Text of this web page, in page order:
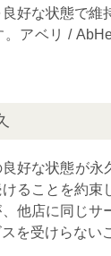
好な状態で
。アベリ /
好な状態が永
ることを約束
他店に同じサ
を受けらない